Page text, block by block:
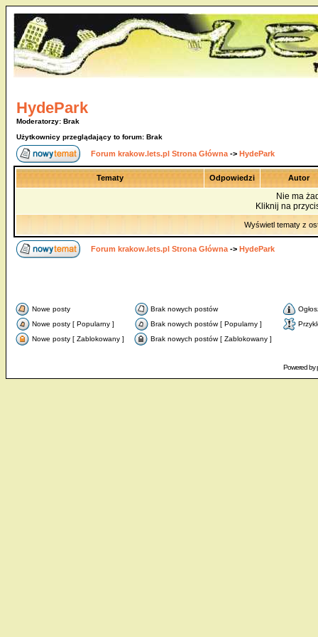
HydePark
Moderatorzy: Brak
Użytkownicy przeglądający to forum: Brak
Forum krakow.lets.pl Strona Główna -> HydePark
Tematy Odpowiedzi Autor
Nie ma
Kliknij na
Wyświetl tematy z
Forum krakow.lets.pl Strona Główna -> HydePark
Nowe posty Brak nowych postów
Nowe posty [ Popularny ]
Brak nowych postów [ Popularny ]
Nowe posty [ Zablokowany ]
Brak nowych postów [ Zablokowany ]
Powered by